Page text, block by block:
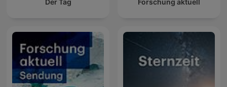
Der Tag Forschung aktuell